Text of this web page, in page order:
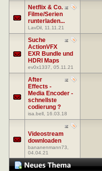
Netflix & Co.
Filme/Serien
runterladen...
LavDil , 11.11.21
Suche
ActionVFX
EXR Bundle und
HDRI Maps
ev0x1337 , 05.11.21
After
Effects -
Media Encoder -
schnellste
codierung ?
isa.bell , 16.03.18
Videostream
downloaden
bananenmann73
04.04.21